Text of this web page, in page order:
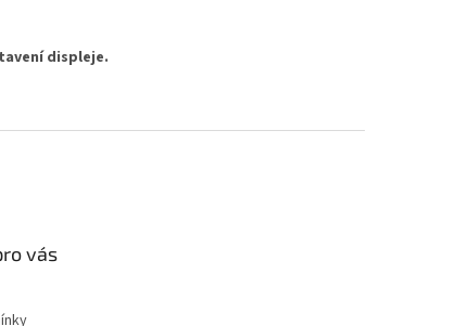
displeje.
vás